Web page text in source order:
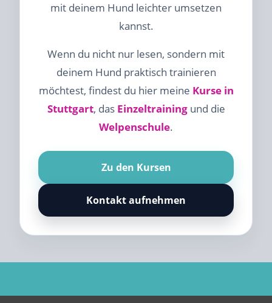
mit deinem Hund leichter umsetzen
kannst.
Wenn du nicht nur lesen, sondern mit
deinem Hund praktisch trainieren
möchtest, findest du hier meine Kurse in
Stuttgart, das Einzeltrainingund die
Welpenschule.
Zu den Kursen
Kontakt aufnehmen